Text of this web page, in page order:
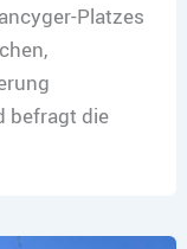
Platzes
befragt die